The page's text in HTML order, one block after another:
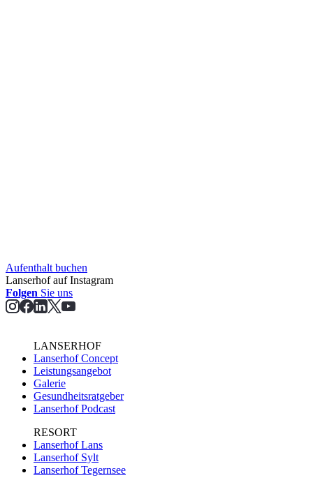
Aufent­halt buchen
Lanserhof auf Instagram
Folgen Sie uns
LANSERHOF
Lanserhof Concept
Leistungsangebot
Galerie
Gesundheitsratgeber
Lanserhof Podcast
RESORT
Lanserhof Lans
Lanserhof Sylt
Lanserhof Tegernsee